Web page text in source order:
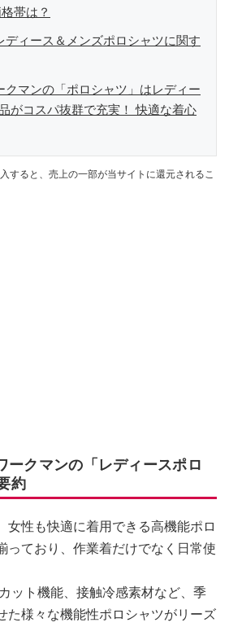
帯は？
ディース＆メンズポロシャツに関す
クマンの「ポロシャツ」はレディー
がコスパ抜群で充実！ 快適な着心
すると、売上の一部が当サイトに還元されるこ
ークマンの「レディースポロ
約
女性も快適に着用できる高機能ポロ
っており、作業着だけでなく日常使
ット機能、接触冷感素材など、季
た様々な機能性ポロシャツがリーズ